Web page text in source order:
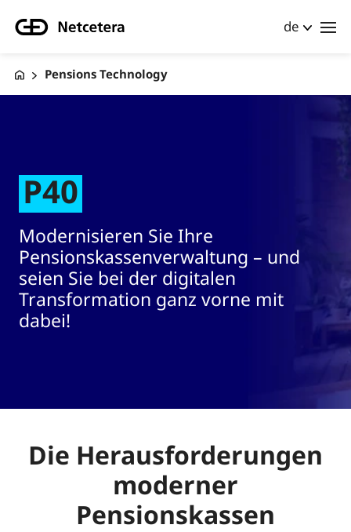
de
Pensions Technology
P40
Modernisieren Sie Ihre
Pensionskassenverwaltung – und
seien Sie bei der digitalen
Transformation ganz vorne mit
dabei!
Die Herausforderungen
moderner
Pensionskassen